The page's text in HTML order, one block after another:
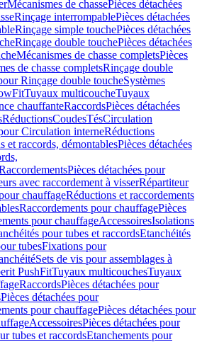
Mécanismes de chassePièces détachées
Rinçage interrompablePièces détachées
Rinçage simple touchePièces détachées
Rinçage double touchePièces détachées
Mécanismes de chasse completsPièces
de chasse completsRinçage double
Rinçage double toucheSystèmes
Tuyaux multicoucheTuyaux
chauffanteRaccordsPièces détachées
RéductionsCoudesTésCirculation
Circulation interneRéductions
et raccords, démontablesPièces détachées
Pièces détachées pour
avec raccordement à visserRépartiteur
chauffageRéductions et raccordements
Raccordements pour chauffagePièces
pour chauffageAccessoiresIsolations
pour tubes et raccordsEtanchéités
tubesFixations pour
Sets de vis pour assemblages à
PushFitTuyaux multicouchesTuyaux
RaccordsPièces détachées pour
Pièces détachées pour
pour chauffagePièces détachées pour
AccessoiresPièces détachées pour
tubes et raccordsEtanchements pour